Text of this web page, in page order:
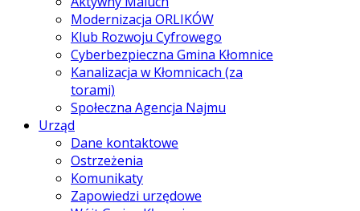
Modernizacja ORLIKÓW
Klub Rozwoju Cyfrowego
Cyberbezpieczna Gmina Kłomnice
Kanalizacja w Kłomnicach (za
torami)
Społeczna Agencja Najmu
Urząd
Dane kontaktowe
Ostrzeżenia
Komunikaty
Zapowiedzi urzędowe